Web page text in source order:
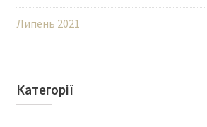
Липень 2021
Категорії